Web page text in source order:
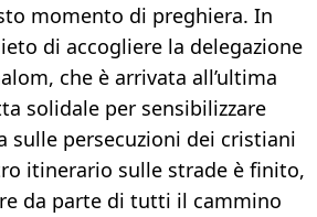
momento di preghiera. In
di accogliere la delegazione
che è arrivata all’ultima
solidale per sensibilizzare
sulle persecuzioni dei cristiani
itinerario sulle strade è finito,
da parte di tutti il cammino